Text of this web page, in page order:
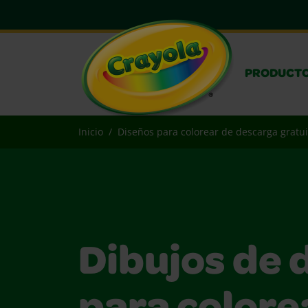
Inicio Diseños para colorear de descarga
Dibujos de